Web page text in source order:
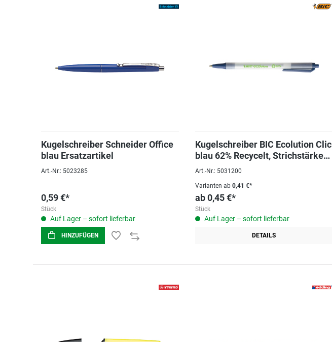
Kugelschreiber Schneider Office
blau Ersatzartikel
Art.-Nr.: 5023285
0,59 €*
Stück
Auf Lager – sofort lieferbar
HINZUFÜGEN
Kugelschreiber BIC Ecolution Clic
blau 62% Recycelt, Strichstärke
0,4mm
Art.-Nr.: 5031200
Varianten ab0,41 €*
ab 0,45 €*
Stück
Auf Lager – sofort lieferbar
DETAILS